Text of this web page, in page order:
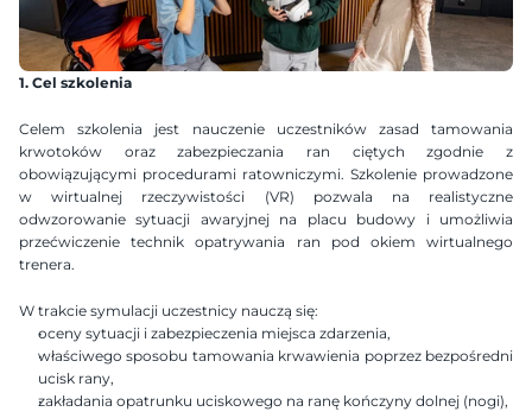
1. Cel szkolenia
Celem szkolenia jest nauczenie uczestników zasad tamowania
krwotoków oraz zabezpieczania ran ciętych zgodnie z
obowiązującymi procedurami ratowniczymi. Szkolenie prowadzone
w wirtualnej rzeczywistości (VR) pozwala na realistyczne
odwzorowanie sytuacji awaryjnej na placu budowy i umożliwia
przećwiczenie technik opatrywania ran pod okiem wirtualnego
trenera.
W trakcie symulacji uczestnicy nauczą się:
oceny sytuacji i zabezpieczenia miejsca zdarzenia,
właściwego sposobu tamowania krwawienia poprzez bezpośredni
ucisk rany,
zakładania opatrunku uciskowego na ranę kończyny dolnej (nogi),